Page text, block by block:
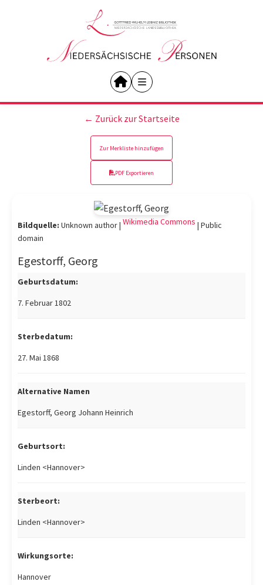
← Zurück zur Startseite
Zur Merkliste hinzufügen
PDF Exportieren
Egestorff, Georg
Geburtsdatum:
7. Februar 1802
Sterbedatum:
27. Mai 1868
Alternative Namen
Egestorff, Georg Johann Heinrich
Geburtsort:
Linden <Hannover>
Sterbeort:
Linden <Hannover>
Wirkungsorte:
Hannover
Bildquelle: Unknown author | Wikimedia Commons | Public
domain